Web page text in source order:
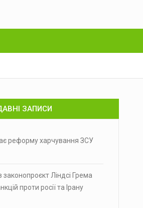
ЗАПИСИ
реформу харчування ЗСУ
Ліндсі Грема
проти росії та Ірану